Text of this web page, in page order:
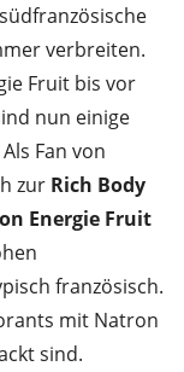
verbreiten.
Fruit bis vor
nun einige
Fan von
zur Rich Body
Energie Fruit
französisch.
mit Natron
sind.